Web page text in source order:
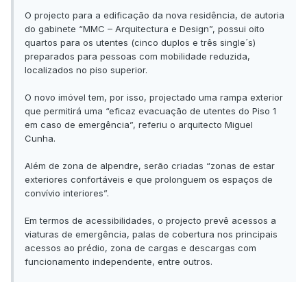
O projecto para a edificação da nova residência, de autoria
do gabinete “MMC – Arquitectura e Design”, possui oito
quartos para os utentes (cinco duplos e três single´s)
preparados para pessoas com mobilidade reduzida,
localizados no piso superior.
O novo imóvel tem, por isso, projectado uma rampa exterior
que permitirá uma “eficaz evacuação de utentes do Piso 1
em caso de emergência”, referiu o arquitecto Miguel
Cunha.
Além de zona de alpendre, serão criadas “zonas de estar
exteriores confortáveis e que prolonguem os espaços de
convívio interiores”.
Em termos de acessibilidades, o projecto prevê acessos a
viaturas de emergência, palas de cobertura nos principais
acessos ao prédio, zona de cargas e descargas com
funcionamento independente, entre outros.